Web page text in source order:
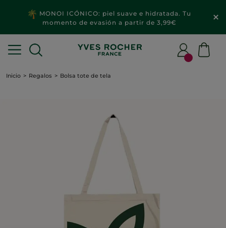
MONOI ICÓNICO: piel suave e hidratada. Tu
momento de evasión a partir de 3,99€
Inicio Regalos Bolsa tote de tela